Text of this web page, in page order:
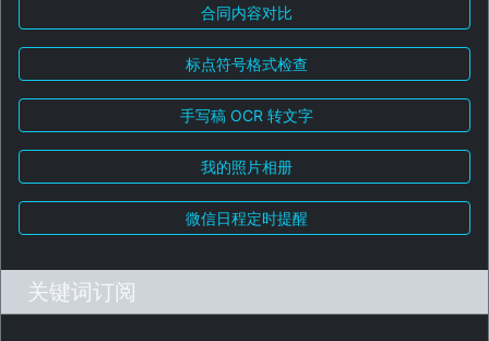
合同内容对比
标点符号格式检查
手写稿 OCR 转文字
我的照片相册
微信日程定时提醒
关键词订阅